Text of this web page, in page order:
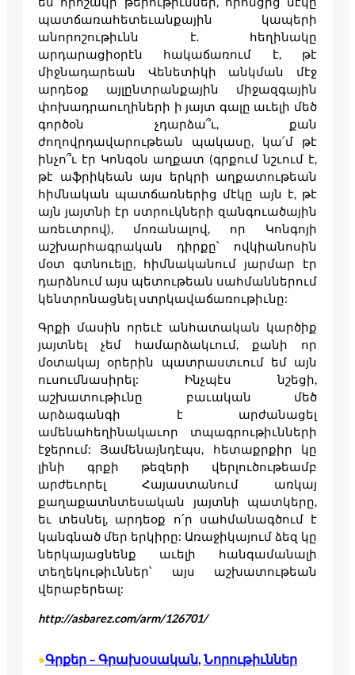
պատճառահետեւանքային կապերի
անորոշութիւնն է. հեղինակը
արդարացիօրէն հակաճառում է, թէ
միջնադարեան Վենետիկի անկման մէջ
արդեօք այլընտրանքային միջազգային
փոխադրաուղիների ի յայտ գալը աւելի մեծ
գործօն չդարձա՞ւ, քան
ժողովրդավարութեան պակասը, կա՛մ թէ
ինչո՞ւ էր Կոնգօն աղքատ (գրքում նշւում է,
թէ աֆրիկեան այս երկրի աղքատութեան
հիմնական պատճառներից մէկը այն է, թէ
այն յայտնի էր ստրուկների զանգուածային
առեւտրով), մոռանալով, որ Կոնգոյի
աշխարհագրական դիրքը՝ ովկիանոսին
մօտ գտնուելը, հիմնականում յարմար էր
դարձնում այս պետութեան սահմաններում
կենտրոնացնել ստրկավաճառութիւնը:
Գրքի մասին որեւէ անհատական կարծիք
յայտնել չեմ համարձակւում, քանի որ
մօտակայ օրերին պատրաստւում եմ այն
ուսումնասիրել: Ինչպէս նշեցի,
աշխատութիւնը բաւական մեծ
արձագանգի է արժանացել
ամենահեղինակաւոր տպագրութիւնների
էջերում: Յամենայնդէպս, հետաքրքիր կը
լինի գրքի թեզերի վերլուծութեամբ
արժեւորել Հայաստանում առկայ
քաղաքատնտեսական յայտնի պատկերը,
եւ տեսնել, արդեօք ո՛ր սահմանագծում է
կանգնած մեր երկիրը: Առաջիկայում ձեզ կը
ներկայացնենք աւելի հանգամանալի
տեղեկութիւններ՝ այս աշխատութեան
վերաբերեալ:
http://asbarez.com/arm/126701/
•Գրքեր – Գրախօսական, Նորութիւններ